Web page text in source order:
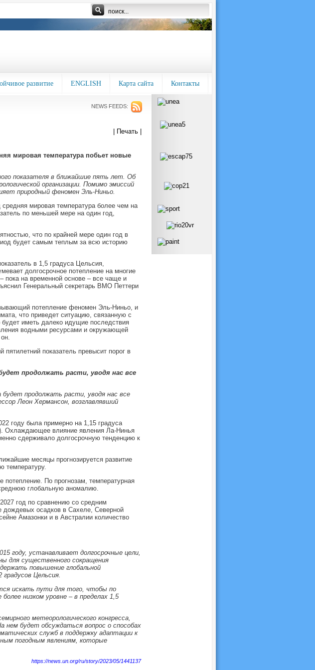
развитие ENGLISH Карта сайта Контакты
NEWS FEEDS:
| Печать |
мировая температура побьет новые
показателя в ближайшие пять лет. Об
организации. Помимо эмиссий
природный феномен Эль-Ниньо.
средняя мировая температура более чем на
по меньшей мере на один год,
что по крайней мере один год в
будет самым теплым за всю историю
в 1,5 градуса Цельсия,
долгосрочное потепление на многие
на временной основе – все чаще и
Генеральный секретарь ВМО Петтери
потепление феномен Эль-Ниньо, и
что приведет ситуацию, связанную с
иметь далеко идущие последствия
водными ресурсами и окружающей
показатель превысит порог в
продолжать расти, уводя нас все
будет продолжать расти, уводя нас все
Леон Хермансон, возглавлявший
году была примерно на 1,15 градуса
Охлаждающее влияние явления Ла-Нинья
сдерживало долгосрочную тенденцию к
месяцы прогнозируется развитие
температуру.
потепление. По прогнозам, температурная
глобальную аномалию.
год по сравнению со средним
дождевых осадков в Сахеле, Северной
Амазонки и в Австралии количество
году, устанавливает долгосрочные цели,
для существенного сокращения
повышение глобальной
Цельсия.
искать пути для того, чтобы по
низком уровне – в пределах 1,5
метеорологического конгресса,
будет обсуждаться вопрос о способах
служб в поддержку адаптации к
погодным явлениям, которые
https://news.un.org/ru/story/2023/05/1441137